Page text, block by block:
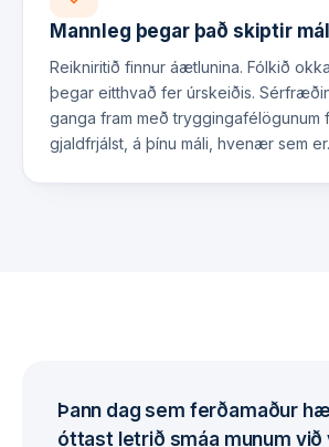
Mannleg þegar það skiptir
Reikniritið finnur áætlunina. Fólkið
þegar eitthvað fer úrskeiðis.
ganga fram með tryggingafélögunum
gjaldfrjálst, á þínu máli, hvenær sem er.
Þann dag sem ferðamaður
óttast letrið smáa munum við